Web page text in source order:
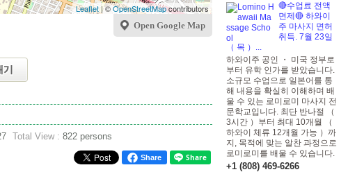
Leaflet| ©OpenStreetMapcontributors
Open Google Map
Total View : 822 persons
Share
🔴수업료 전액
면제🔴 하와이
주 마사지 면허
취득. 7월 23일
（ 목 ）...
하와이주 공인 ・ 미국 정부로
부터 유학 인가를 받았습니다.
소규모 수업으로 일본어를 통
해 내용을 확실히 이해하며 배
울 수 있는 로미로미 마사지 전
문학교입니다. 최단 반나절 （
3시간 ）부터 최대 10개월 （
하와이 체류 12개월 가능 ）까
지, 목적에 맞는 알찬 과정으로
로미로미를 배울 수 있습니다.
+1 (808) 469-6266